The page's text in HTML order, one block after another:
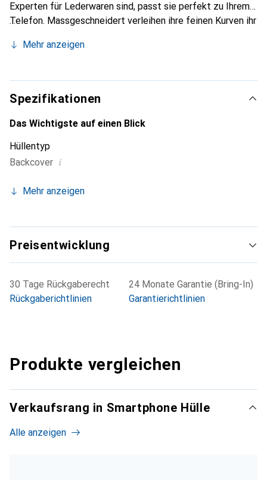
Experten für Lederwaren sind, passt sie perfekt zu Ihrem
Telefon. Massgeschneidert verleihen ihre feinen Kurven ihr
integralen Accessoire für Ihr Smartphone. International
Noreve eine sichere Wahl für eine anspruchsvolle
Kundschaft.
Mehr anzeigen
Spezifikationen
Das Wichtigste auf einen Blick
Hüllentyp
Backcover i
Mehr anzeigen
Preisentwicklung
30 Tage Rückgaberecht
Rückgaberichtlinien
24 Monate Garantie (Bring-In)
Garantierichtlinien
Produkte vergleichen
Verkaufsrang in Smartphone Hülle
Alle anzeigen